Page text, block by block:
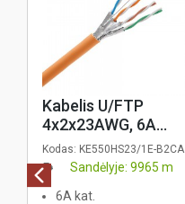
Kabelis U/FTP
4x2x23AWG, 6A
kat., B2ca - s1, d1,
a1, LSOH, oranžinis,
KELine, 500m
Kodas: KE550HS23/1E-B2CA
Sandėlyje: 9965 m
6A kat.